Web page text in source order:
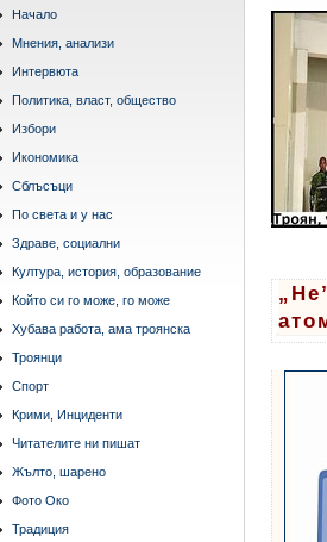
Начало
Мнения, анализи
Интервюта
Политика, власт, общество
Избори
Икономика
Сблъсъци
По света и у нас
Здраве, социални
Култура, история, образование
Който си го може, го може
Хубава работа, ама троянска
Троянци
Спорт
Крими, Инциденти
Читателите ни пишат
Жълто, шарено
Фото Око
Традиция